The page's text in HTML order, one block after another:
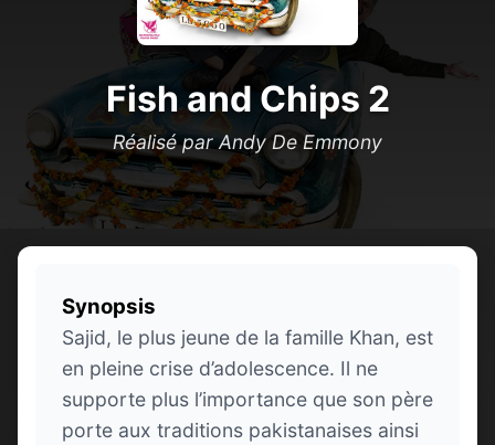
Fish and Chips 2
Réalisé par Andy De Emmony
Synopsis
Sajid, le plus jeune de la famille Khan, est
en pleine crise d’adolescence. Il ne
supporte plus l’importance que son père
porte aux traditions pakistanaises ainsi